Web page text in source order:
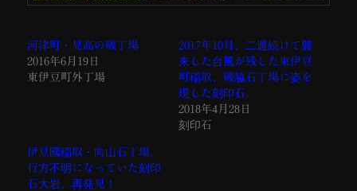
河津町・見高の磯丁場
2016年6月19日
東伊豆町外丁場
2017年10月、二週続けて襲
来した台風が残した東伊豆
町稲取、磯脇石丁場に姿を
現した刻印石。
2018年4月28日
刻印石
伊豆國稲取・向山石丁場。
行方不明になっていた刻印
石大岩、再発見！